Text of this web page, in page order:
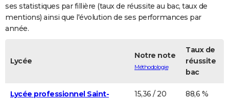
FORUM
Bricolage
Lifestyle
Culture
Sport
Auto
Television
Voyage
Cinema
ses statistiques par fillière (taux de réussite au bac, taux de
mentions) ainsi que l'évolution de ses performances par
année.
Lycée
Notre note
Méthodologie
Taux de
réussite
bac
Lycée professionnel Saint-
15,36 / 20 88,6 %